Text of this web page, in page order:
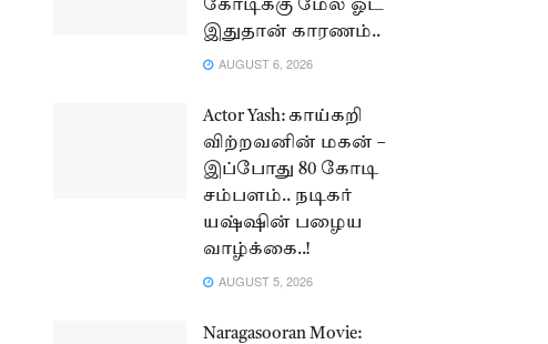
கோடிக்கு மேல் ஓட
இதுதான் காரணம்..
AUGUST 6, 2026
Actor Yash: காய்கறி
விற்றவனின் மகன் –
இப்போது 80 கோடி
சம்பளம்.. நடிகர்
யஷ்ஷின் பழைய
வாழ்க்கை..!
AUGUST 5, 2026
Naragasooran Movie: